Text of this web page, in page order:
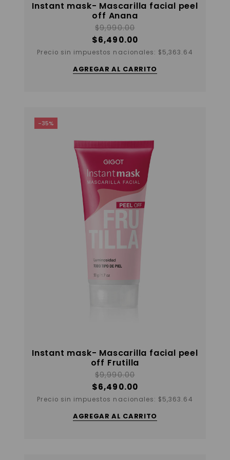
Instant mask- Mascarilla facial peel
off Anana
$9,990.00
$6,490.00
Precio sin impuestos nacionales: $5,363.64
AGREGAR AL CARRITO
-35%
Instant mask- Mascarilla facial peel
off Frutilla
$9,990.00
$6,490.00
Precio sin impuestos nacionales: $5,363.64
AGREGAR AL CARRITO